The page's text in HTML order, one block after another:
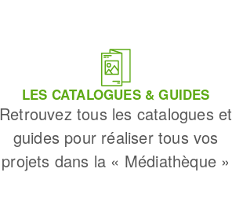
LES CATALOGUES & GUIDES
Retrouvez tous les catalogues et
guides pour réaliser tous vos
projets dans la « Médiathèque »